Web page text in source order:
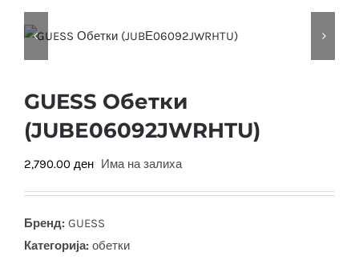
GUESS Обетки
(JUBЕ06092JWRHTU)
2,790.00 ден Има на залиха
Бренд: GUESS
Категорија: обетки